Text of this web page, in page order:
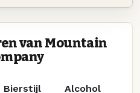
van Mountain
Bierstijl Alcohol